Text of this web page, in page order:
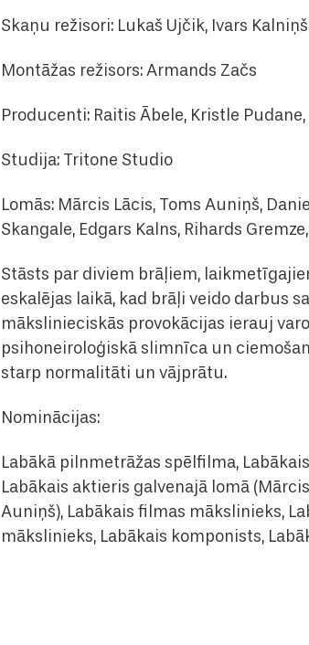
Skaņu režisori: Lukaš Ujčik, Ivars
Montāžas režisors: Armands Začs
Producenti: Raitis Ābele, Kristle
Studija: Tritone Studio
Lomās: Mārcis Lācis, Toms Auniņš,
Skangale, Edgars Kalns, Rihards
Stāsts par diviem brāļiem,
eskalējas laikā, kad brāļi veido darbus
mākslinieciskās provokācijas ierauj
psihoneiroloģiskā slimnīca un
starp normalitāti un vājprātu.
Nominācijas:
Labākā pilnmetrāžas spēlfilma,
Labākais aktieris galvenajā lomā
Auniņš), Labākais filmas mākslinieks,
mākslinieks, Labākais komponists,